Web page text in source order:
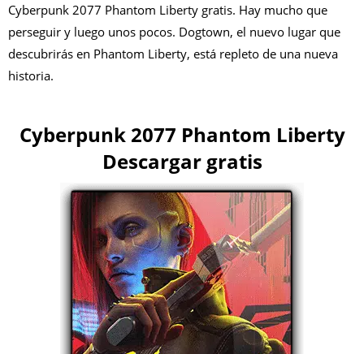
Cyberpunk 2077 Phantom Liberty gratis. Hay mucho que
perseguir y luego unos pocos. Dogtown, el nuevo lugar que
descubrirás en Phantom Liberty, está repleto de una nueva
historia.
Cyberpunk 2077 Phantom Liberty
Descargar gratis